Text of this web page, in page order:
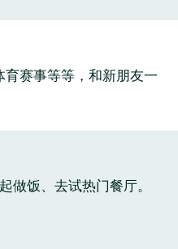
赛事等等，和新朋友一
做饭、去试热门餐厅。